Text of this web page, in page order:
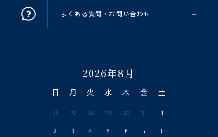
よくある質問・お問い合わせ
2026年8月
日 月 火 水 木 金 土
26 27 28 29 30 31 1
2 3 4 5 6 7 8